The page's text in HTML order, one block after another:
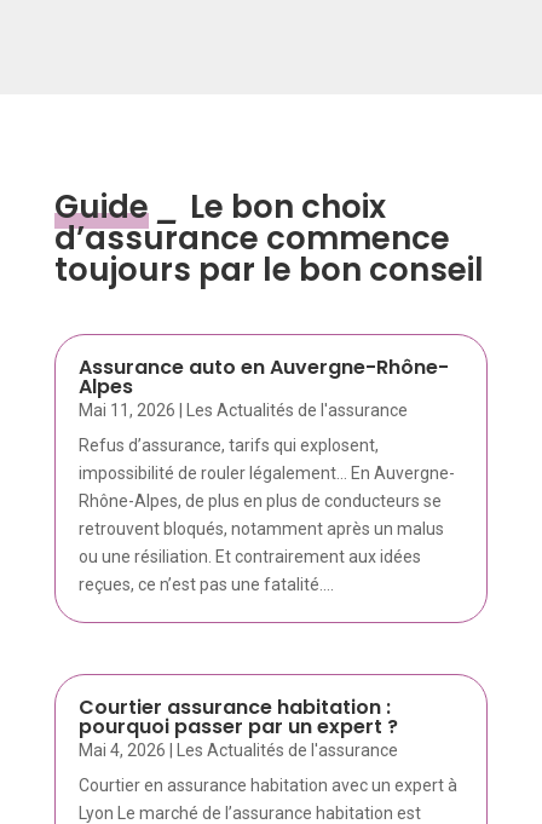
Guide _ Le bon choix
d’assurance commence
toujours par le bon conseil
Assurance auto en Auvergne-Rhône-
Alpes
Mai 11, 2026
Les Actualités de l'assurance
Refus d’assurance, tarifs qui explosent,
impossibilité de rouler légalement… En Auvergne-
Rhône-Alpes, de plus en plus de conducteurs se
retrouvent bloqués, notamment après un malus
ou une résiliation. Et contrairement aux idées
reçues, ce n’est pas une fatalité....
Courtier assurance habitation :
pourquoi passer par un expert ?
Mai 4, 2026
Les Actualités de l'assurance
Courtier en assurance habitation avec un expert à
Lyon Le marché de l’assurance habitation est